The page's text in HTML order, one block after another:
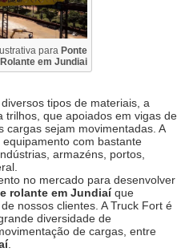
para Ponte
Rolante em Jundiai
tipos de materiais, a
trilhos, que apoiados em vigas de
cargas sejam movimentadas. A
com bastante
armazéns, portos,
no mercado para desenvolver
rolante em Jundiaíque
nossos clientes. A Truck Fort é
diversidade de
de cargas, entre
.